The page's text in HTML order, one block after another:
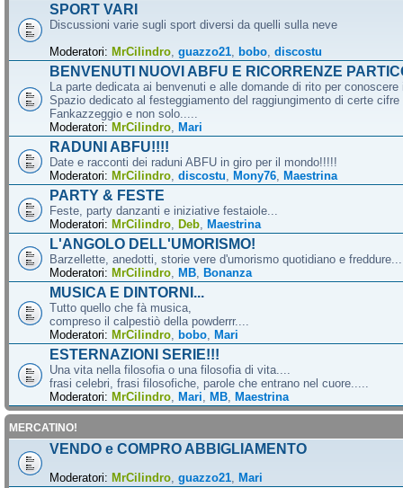
SPORT VARI
Discussioni varie sugli sport diversi da quelli sulla neve
Moderatori: MrCilindro guazzo21 bobo discostu
BENVENUTI NUOVI ABFU E RICORRENZE
La parte dedicata ai benvenuti e alle domande di rito per
Spazio dedicato al festeggiamento del raggiungimento di certe cifre
Fankazzeggio e non solo.....
Moderatori: MrCilindro Mari
RADUNI ABFU!!!!
Date e racconti dei raduni ABFU in giro per il mondo!!!!!
Moderatori: MrCilindro discostu Mony76 Maestrina
PARTY & FESTE
Feste, party danzanti e iniziative festaiole...
Moderatori: MrCilindro Deb Maestrina
L'ANGOLO DELL'UMORISMO!
Barzellette, anedotti, storie vere d'umorismo quotidiano e
Moderatori: MrCilindro MB Bonanza
MUSICA E DINTORNI...
Tutto quello che fà musica,
compreso il calpestiò della powderrr....
Moderatori: MrCilindro bobo Mari
ESTERNAZIONI SERIE!!!
Una vita nella filosofia o una filosofia di vita....
frasi celebri, frasi filosofiche, parole che entrano nel cuore.....
Moderatori: MrCilindro Mari MB Maestrina
MERCATINO!
VENDO e COMPRO ABBIGLIAMENTO
Moderatori: MrCilindro guazzo21 Mari